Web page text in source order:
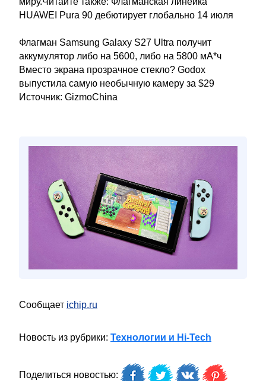
HUAWEI Pura 90 дебютирует глобально 14 июля
Флагман Samsung Galaxy S27 Ultra получит
аккумулятор либо на 5600, либо на 5800 мА*ч
Вместо экрана прозрачное стекло? Godox
выпустила самую необычную камеру за $29
Источник: GizmoChina
Сообщает ichip.ru
Новость из рубрики: Технологии и Hi-Tech
Поделиться новостью: